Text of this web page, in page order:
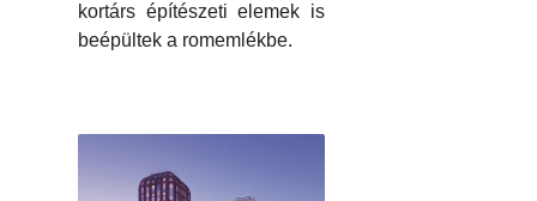
kortárs építészeti elemek is
beépültek a romemlékbe.